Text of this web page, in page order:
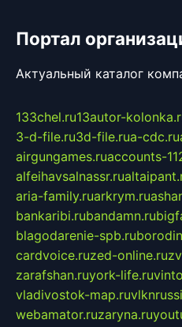
Портал
Актуальный каталог
133chel.ru13autor-
3-d-file.ru3d-file.rua-cdc.ru
airgungames.ruaccounts-
alfeihavsalnassr.ru
aria-family.ruarkrym.ru
bankaribi.rubandamn.ru
blagodarenie-spb.ru
cardvoice.ruzed-online.ru
zarafshan.ruyork-life.ru
vladivostok-map.ru
webamator.ruzaryna.ru